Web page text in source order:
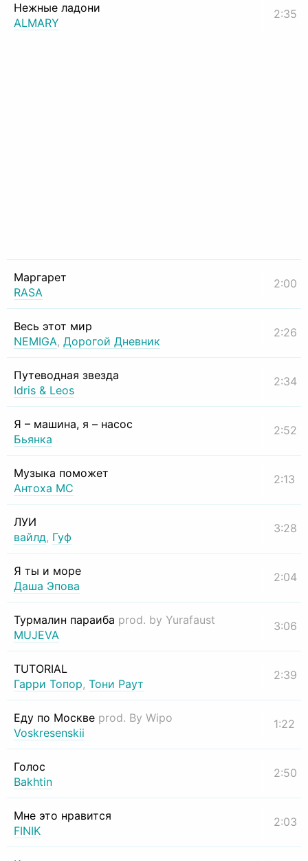
Нежные ладони
ALMARY
2:35
Маргарет
RASA
2:00
Весь этот мир
NEMIGA, Дорогой Дневник
2:26
Путеводная звезда
Idris & Leos
2:34
Я – машина, я – насос
Бьянка
2:52
Музыка поможет
Антоха МС
2:13
ЛУИ
вайлд, Гуф
3:28
Я ты и море
Даша Эпова
2:04
Турмалин параиба prod. by Yurafaust
MUJEVA
3:06
TUTORIAL
Гарри Топор, Тони Раут
2:39
Еду по Москве prod. By Wipo
Voskresenskii
1:22
Голос
Bakhtin
2:50
Мне это нравится
FINIK
2:03